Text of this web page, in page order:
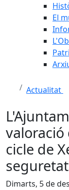
El
Actualitat
valoració
cicle de
Dimarts, 5 de